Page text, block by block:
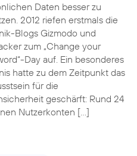
Daten besser zu
2012 riefen erstmals die
Blogs Gizmodo und
zum „Change your
Day auf. Ein besonderes
hatte zu dem Zeitpunkt das
für die
geschärft: Rund 24
Nutzerkonten […]